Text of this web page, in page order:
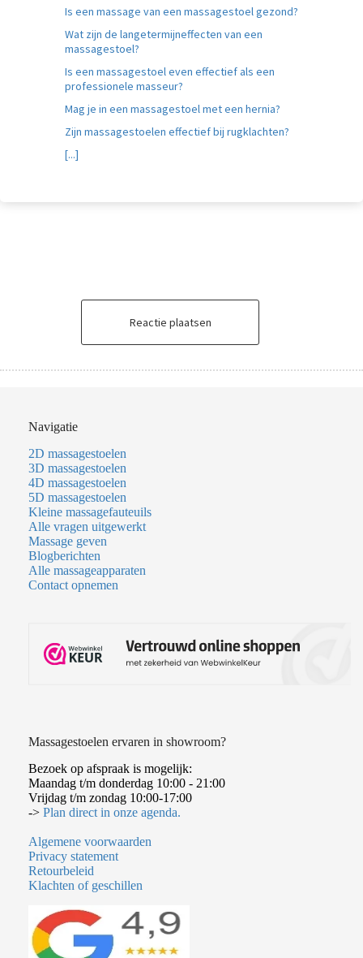
Is een massage van een massagestoel gezond?
Wat zijn de langetermijneffecten van een
massagestoel?
Is een massagestoel even effectief als een
professionele masseur?
Mag je in een massagestoel met een hernia?
Zijn massagestoelen effectief bij rugklachten?
[...]
Reactie plaatsen
Navigatie
2D massagestoelen
3D massagestoelen
4D massagestoelen
5D massagestoelen
Kleine massagefauteuils
Alle vragen uitgewerkt
Massage geven
Blogberichten
Alle massageapparaten
Contact opnemen
Massagestoelen ervaren in showroom?
Bezoek op afspraak is mogelijk:
Maandag t/m donderdag 10:00 - 21:00
Vrijdag t/m zondag 10:00-17:00
-> Plan direct in onze agenda.
Algemene voorwaarden
Privacy statement
Retourbeleid
Klachten of geschillen